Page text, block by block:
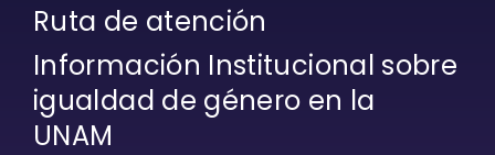
Ruta de atención
Información Institucional sobre
igualdad de género en la
UNAM